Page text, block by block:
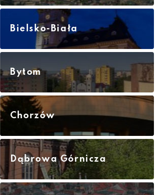
Bielsko-Biała
Bytom
Chorzów
Dąbrowa Górnicza